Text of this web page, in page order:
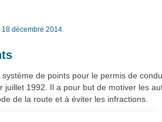
18 décembre 2014.
système de points pour le permis de
juillet 1992. Il a pour but de motiver les
de la route et à éviter les infractions.